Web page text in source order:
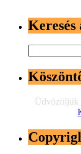
Keresés
Üdvözöljük